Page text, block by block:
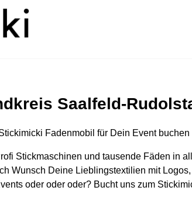
Saalfeld-
Fadenmobil für Dein Event
Stickmaschinen und tausende Fäden in
Wunsch Deine Lieblingstextilien mit
oder oder oder? Bucht uns zum